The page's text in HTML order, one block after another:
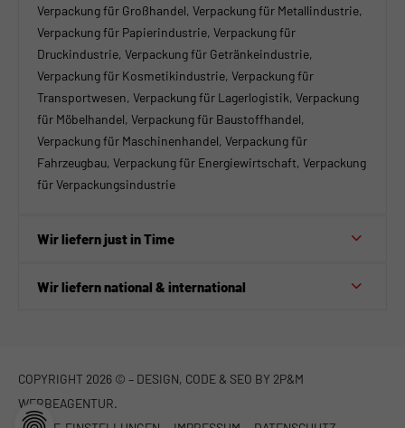
Verpackung für Großhandel, Verpackung für Metallindustrie,
Verpackung für Papierindustrie, Verpackung für
Druckindustrie, Verpackung für Getränkeindustrie,
Verpackung für Kosmetikindustrie, Verpackung für
Transportwesen, Verpackung für Lagerlogistik, Verpackung
für Möbelhandel, Verpackung für Baustoffhandel,
Verpackung für Maschinenhandel, Verpackung für
Fahrzeugbau, Verpackung für Energiewirtschaft, Verpackung
für Verpackungsindustrie
Wir liefern just in Time
Wir liefern national & international
COPYRIGHT 2026 © – DESIGN, CODE & SEO BY 2P&M
WERBEAGENTUR.